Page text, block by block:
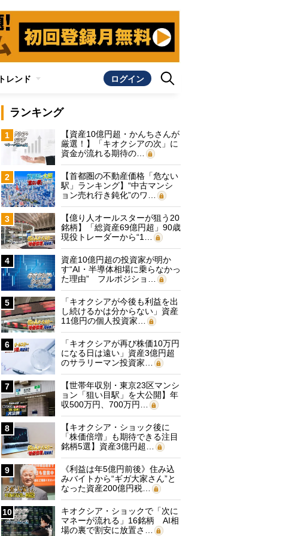
トレンド ログイン
ランキング
1
【資産10億円超・かんちさんが
厳選！】「キオクシアの次」に
資金が流れる期待の…
2
【首都圏の不動産価格「危ない
駅」ランキング】“中古マンシ
ョン売れ行き鈍化”のワ…
3
【億り人オールスターが狙う20
銘柄】「総資産69億円超」90歳
現役トレーダーから“1…
4
資産10億円超の投資家が明か
す“AI・半導体相場に乗らなかっ
た理由” フルポジショ…
5
「キオクシアが今後も利益を出
し続けるかは分からない」資産
11億円の個人投資家…
6
「キオクシアが再び株価10万円
になる日は遠い」資産3億円超
のサラリーマン投資家…
7
【世帯年収別・東京23区マンシ
ョン「狙い目駅」を大公開】年
収500万円、700万円…
8
【キオクシア・ショック後に
「株価倍増」も期待できる注目
銘柄5選】資産3億円超…
9
《利益は年5億円前後》住み込
みバイトから“ギガ大家さん”と
なった資産200億円税…
10
キオクシア・ショックで「次に
マネーが流れる」16銘柄 AI相
場の裏で割安に放置さ…